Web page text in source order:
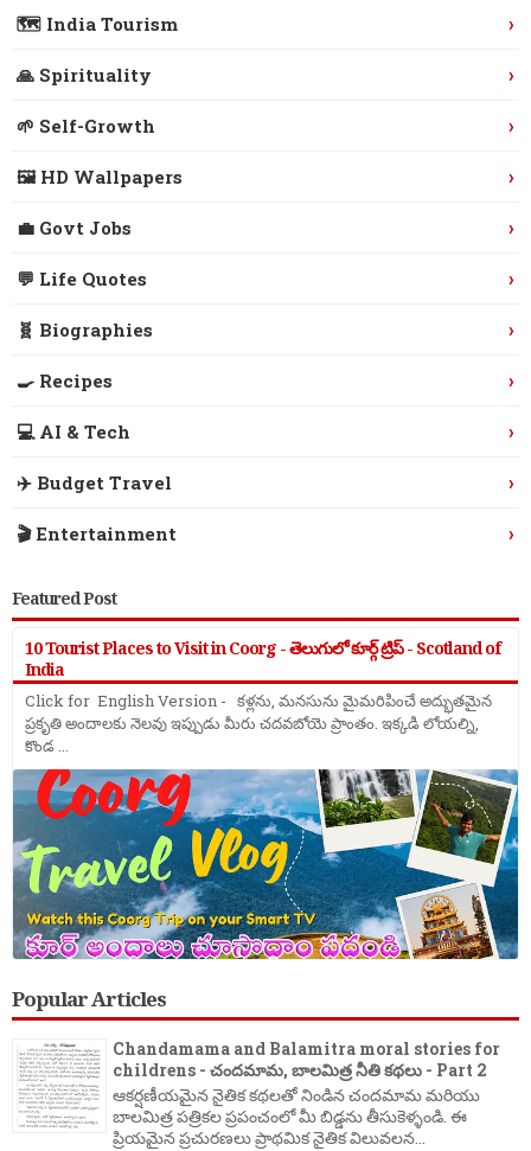
🗺️ India Tourism ›
🙏 Spirituality ›
🌱 Self-Growth ›
🖼️ HD Wallpapers ›
💼 Govt Jobs ›
💬 Life Quotes ›
🧬 Biographies ›
🍳 Recipes ›
💻 AI & Tech ›
✈️ Budget Travel ›
🎬 Entertainment ›
Featured Post
10 Tourist Places to Visit in Coorg - తెలుగులో కూర్గ్ ట్రిప్ - Scotland of
India
Click for English Version - కళ్లను, మనసును మైమరిపించే అద్భుతమైన
ప్రకృతి అందాలకు నెలవు ఇప్పుడు మీరు చదవబోయె ప్రాంతం. ఇక్కడి లోయల్ని,
కొండ ...
Popular Articles
Chandamama and Balamitra moral stories for
childrens - చందమామ, బాలమిత్ర నీతి కథలు - Part 2
ఆకర్షణీయమైన నైతిక కథలతో నిండిన చందమామ మరియు
బాలమిత్ర పత్రికల ప్రపంచంలో మీ బిడ్డను తీసుకెళ్ళండి. ఈ
ప్రియమైన ప్రచురణలు ప్రాథమిక నైతిక విలువలన...